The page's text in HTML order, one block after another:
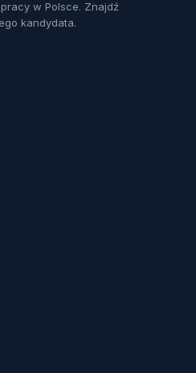
w Polsce. Znajdź
kandydata.